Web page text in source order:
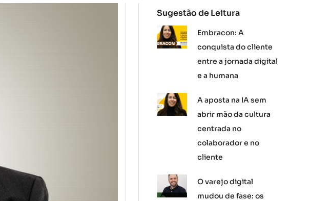
Sugestão de Leitura
Embracon: A
conquista do cliente
entre a jornada digital
e a humana
A aposta na IA sem
abrir mão da cultura
centrada no
colaborador e no
cliente
O varejo digital
mudou de fase: os